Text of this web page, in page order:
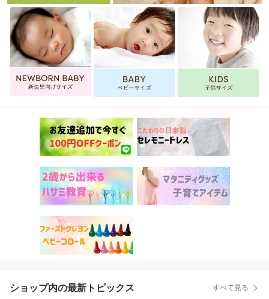
ショップ内の最新トピックス すべて見る